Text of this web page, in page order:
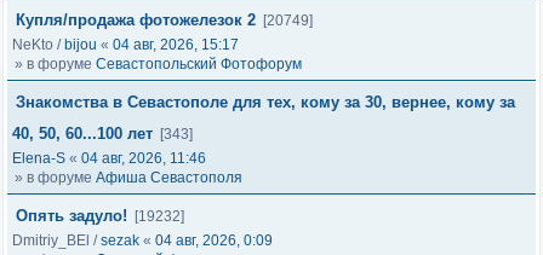
Купля/продажа фотожелезок 2 [20749]
NeKto / bijou « 04 авг, 2026, 15:17
» в форуме Севастопольский Фотофорум
Знакомства в Севастополе для тех, кому за 30, вернее, кому за
40, 50, 60...100 лет [343]
Elena-S « 04 авг, 2026, 11:46
» в форуме Афиша Севастополя
Опять задуло!
[19232]
Dmitriy_BEl /sezak « 04 авг, 2026, 0:09